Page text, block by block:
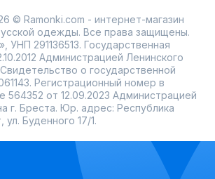
© Ramonki.com - интернет-магазин
одежды. Все права защищены.
УНП 291136513. Государственная
Администрацией Ленинского
о государственной
Регистрационный номер в
564352 от 12.09.2023 Администрацией
г. Бреста. Юр. адрес: Республика
ул. Буденного 17/1.